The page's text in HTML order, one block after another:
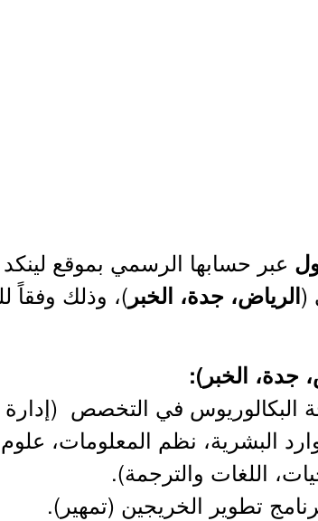
عبر حسابها الرسمي بموقع
(الرياض، جدة، الخبر )، وذلك وفقاً
في التخصص (إدارة
البشرية، نظم المعلومات،
اللغات والترجمة).
تطوير الخريجين (تمهير).